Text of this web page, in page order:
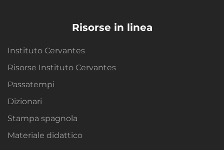
Risorse in linea
Instituto Cervantes
Risorse Instituto Cervantes
Passatempi
Dizionari
Stampa spagnola
Materiale didattico